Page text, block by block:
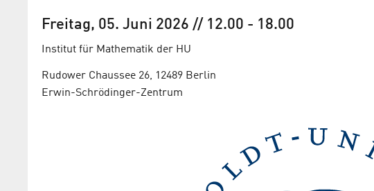
Freitag, 05. Juni 2026 // 12.00 - 18.00
Institut für Mathematik der HU
Rudower Chaussee 26, 12489 Berlin
Erwin-Schrödinger-Zentrum